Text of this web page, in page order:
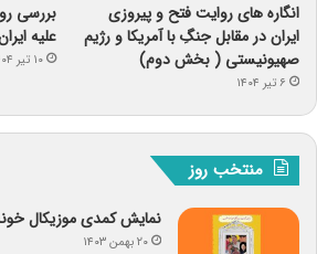
انگاره های روایت فتح و پیروزی
ایران در مقابل جنگِ با آمریکا و رژیم
صهیونیستی ( بخش دوم)
۶ تیر ۱۴۰۴
بررسی
علیه
۱۰ تیر ۱۴۰۴
منتخب روز
نمایش کمدی موزیکال
۲۰ بهمن ۱۴۰۳